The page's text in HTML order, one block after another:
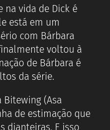
vida de Dick é
está em um
com Bárbara
voltou à
de Bárbara é
da série.
Bitewing (Asa
de estimação que
dianteiras. E isso